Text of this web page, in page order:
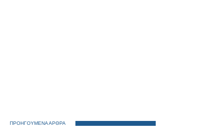
ΠΡΟΗΓΟΥΜΕΝΑ ΑΡΘΡΑ